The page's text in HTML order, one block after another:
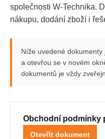
společnosti W-Technika.
nákupu, dodání zboží i
Níže uvedené
a otevřou se v novém
dokumentů je vždy
Obchodní podmínky
Otevřít dokument